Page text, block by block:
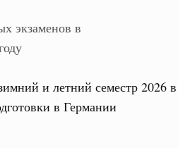
экзаменов в
и летний семестр 2026 в
в Германии